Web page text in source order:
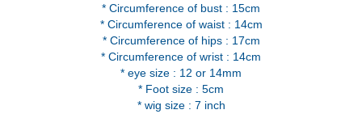
* Circumference of bust : 15cm
* Circumference of waist : 14cm
* Circumference of hips : 17cm
* Circumference of wrist : 14cm
* eye size : 12 or 14mm
* Foot size : 5cm
* wig size : 7 inch